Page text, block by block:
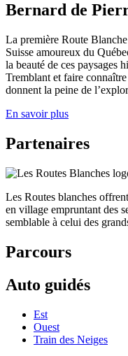
Bernard de
La première Route Blanche
Suisse amoureux du
la beauté de ces paysages
Tremblant et faire
donnent la peine de
En savoir plus
Partenaires
Les Routes blanches
en village empruntant des
semblable à celui des
Parcours
Auto guidés
Est
Ouest
Train des Neiges